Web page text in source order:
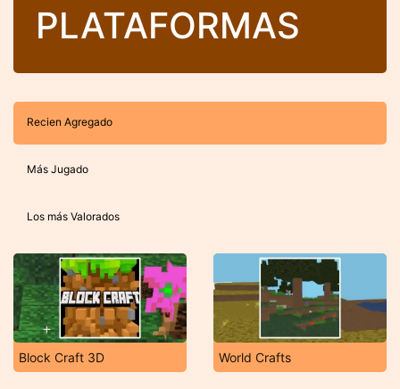
PLATAFORMAS
Recien Agregado
Más Jugado
Los más Valorados
Block Craft 3D World Crafts